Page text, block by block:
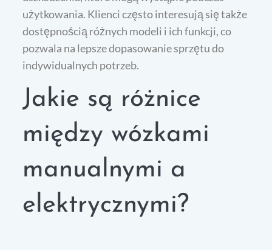
użytkowania. Klienci często interesują się także
dostępnością różnych modeli i ich funkcji, co
pozwala na lepsze dopasowanie sprzętu do
indywidualnych potrzeb.
Jakie są różnice
między wózkami
manualnymi a
elektrycznymi?